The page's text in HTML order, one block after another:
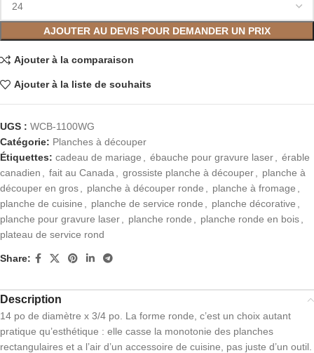
AJOUTER AU DEVIS POUR DEMANDER UN PRIX
Ajouter à la comparaison
Ajouter à la liste de souhaits
UGS : WCB-1100WG
Catégorie: Planches à découper
Étiquettes: cadeau de mariage ébauche pour gravure laser
érable
canadien
fait au Canada grossiste planche à découper
planche à
découper en gros
planche à découper ronde planche à fromage
planche de cuisine
planche de service ronde planche décorative
planche pour gravure laser
planche ronde planche ronde en bois
plateau de service rond
Share:
Description
14 po de diamètre x 3/4 po. La forme ronde, c’est un choix autant
pratique qu’esthétique : elle casse la monotonie des planches
rectangulaires et a l’air d’un accessoire de cuisine, pas juste d’un outil.